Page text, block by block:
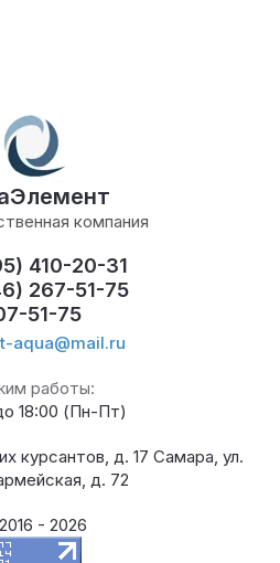
компания
410-20-31
267-51-75
51-75
aqua@mail.ru
работы:
18:00 (Пн-Пт)
курсантов, д. 17 Самара, ул.
д. 72
- 2026